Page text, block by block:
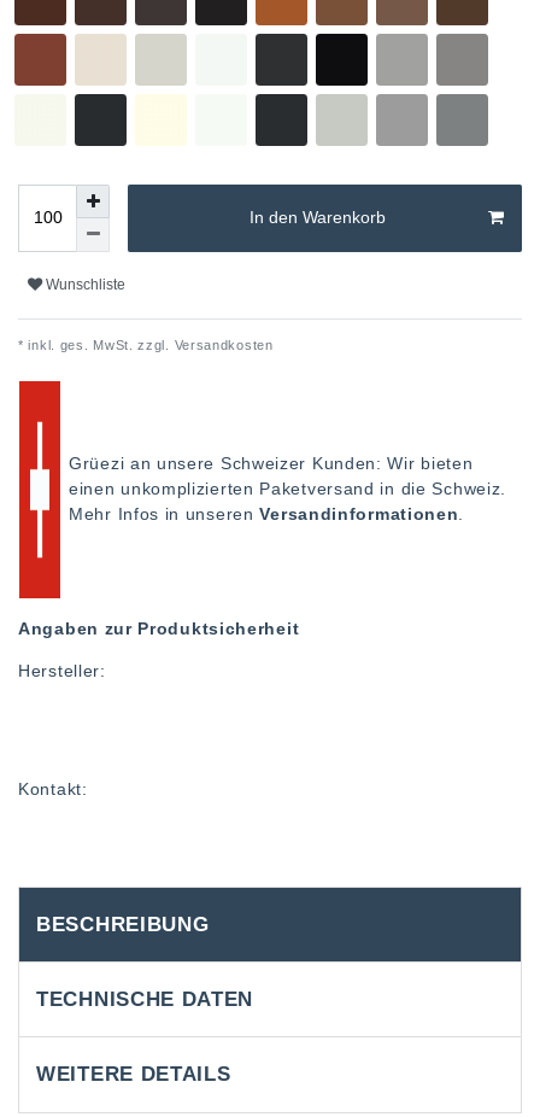
In den Warenkorb
Wunschliste
* inkl. ges. MwSt. zzgl. Versandkosten
Grüezi an unsere Schweizer Kunden: Wir bieten
einen unkomplizierten Paketversand in die Schweiz.
Mehr Infos in unserenVersandinformationen
Angaben zur Produktsicherheit
Hersteller:
Kontakt:
BESCHREIBUNG
TECHNISCHE DATEN
WEITERE DETAILS